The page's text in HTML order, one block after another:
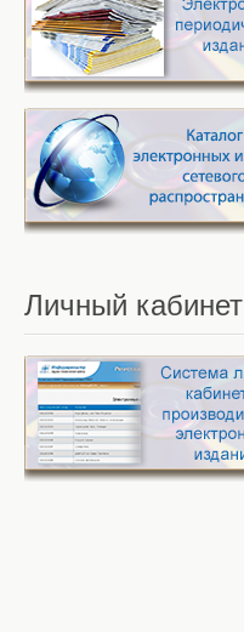
Личный кабинет